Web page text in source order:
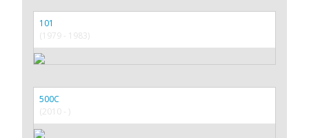
101
(1979 - 1983)
500C
(2010 - )